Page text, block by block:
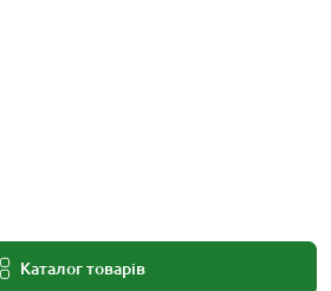
Каталог товарів